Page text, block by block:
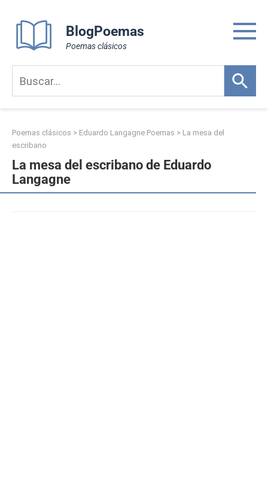
content
BlogPoemas
Poemas clásicos
Poemas clásicos > Eduardo Langagne Poemas > La mesa del
escribano
La mesa del escribano de Eduardo
Langagne